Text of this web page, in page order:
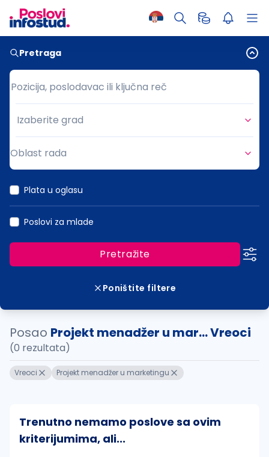
Pretraga
Pozicija, poslodavac ili ključna reč
Pozicija, poslodavac ili ključna reč
Grad
Izaberite grad
Oblast rada
Plata u oglasu
Poslovi za mlade
Pretražite
Poništite filtere
Posao Projekt menadžer u mar... Vreoci
(0 rezultata)
Vreoci Projekt menadžer u marketingu
Trenutno nemamo poslove sa ovim
kriterijumima, ali...